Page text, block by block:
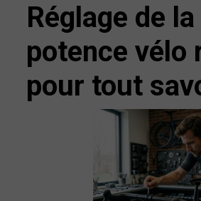
Réglage de la
potence vélo
pour tout